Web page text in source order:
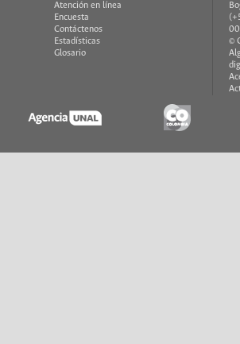
Atención en línea
Encuesta
Contáctenos
Estadísticas
Glosario
©